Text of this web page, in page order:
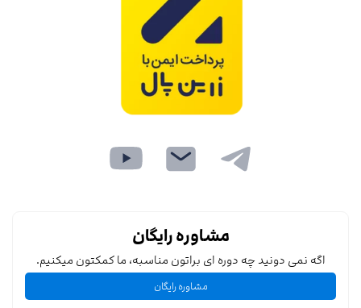
مشاوره رایگان
اگه نمی دونید چه دوره ای براتون مناسبه، ما کمکتون میکنیم.
مشاوره رایگان